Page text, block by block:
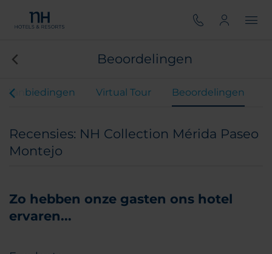
Beoordelingen
Aanbiedingen Virtual Tour Beoordelingen
Recensies: NH Collection Mérida Paseo
Montejo
Zo hebben onze gasten ons hotel
ervaren...